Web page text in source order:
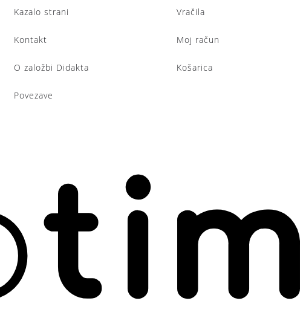
Kazalo strani
Kontakt
O založbi Didakta
Povezave
Vračila
Moj račun
Košarica